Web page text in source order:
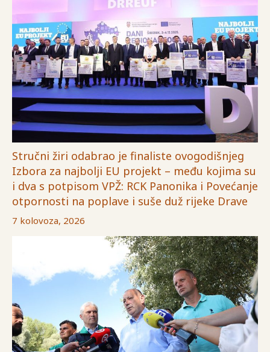
Stručni žiri odabrao je finaliste ovogodišnjeg
Izbora za najbolji EU projekt – među kojima su
i dva s potpisom VPŽ: RCK Panonika i Povećanje
otpornosti na poplave i suše duž rijeke Drave
7 kolovoza, 2026